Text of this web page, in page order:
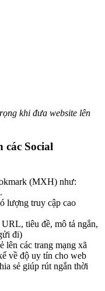
khi đưa website lên
các Social
(MXH) như:
lượng truy cập cao
tiêu đề, mô tả ngắn,
đi)
lên các trang mạng xã
về độ uy tín cho web
sẻ giúp rút ngắn thời